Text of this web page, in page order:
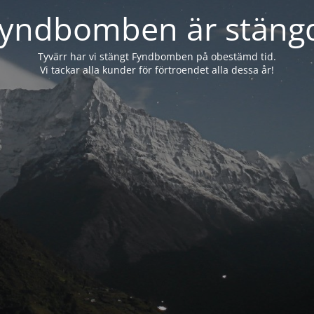
är
Tyvärr har vi stängt Fyndbomben på obestämd tid.
Vi tackar alla kunder för förtroendet alla dessa år!